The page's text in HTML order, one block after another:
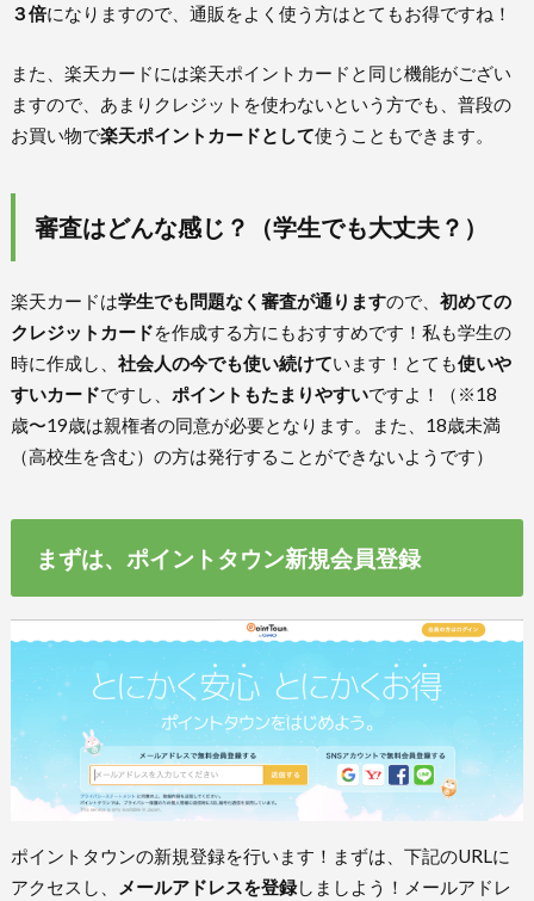
３倍になりますので、通販をよく使う方はとてもお得ですね！
また、楽天カードには楽天ポイントカードと同じ機能がござい
ますので、あまりクレジットを使わないという方でも、普段の
お買い物で楽天ポイントカードとして使うこともできます。
審査はどんな感じ？（学生でも大丈夫？）
楽天カードは学生でも問題なく審査が通りますので、 初めての
クレジットカードを作成する方にもおすすめです！私も学生の
時に作成し、 社会人の今でも使い続けています！とても使いや
すいカードですし、 ポイントもたまりやすいですよ！（※18
歳〜19歳は親権者の同意が必要となります。また、18歳未満
（高校生を含む）の方は発行することができないようです）
まずは、ポイントタウン新規会員登録
ポイントタウンの新規登録を行います！まずは、下記のURLに
アクセスし、
メールアドレスを登録しましよう！メールアドレ